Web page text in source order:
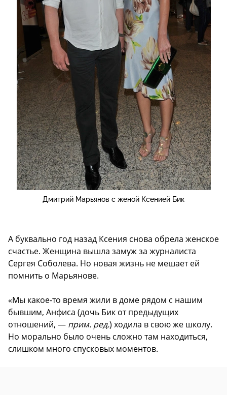
Дмитрий Марьянов с женой Ксенией Бик
А буквально год назад Ксения снова обрела женское
счастье. Женщина вышла замуж за журналиста
Сергея Соболева. Но новая жизнь не мешает ей
помнить о Марьянове.
«Мы какое-то время жили в доме рядом с нашим
бывшим, Анфиса (дочь Бик от предыдущих
отношений, — прим. ред.) ходила в свою же школу.
Но морально было очень сложно там находиться,
слишком много спусковых моментов.